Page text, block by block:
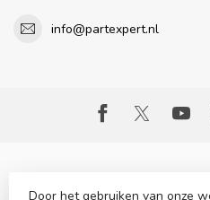
info@partexpert.nl
Door het gebruiken van onze